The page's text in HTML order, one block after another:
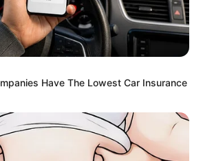
Which Live-Action Version Do
Have The Lowest Car Insurance